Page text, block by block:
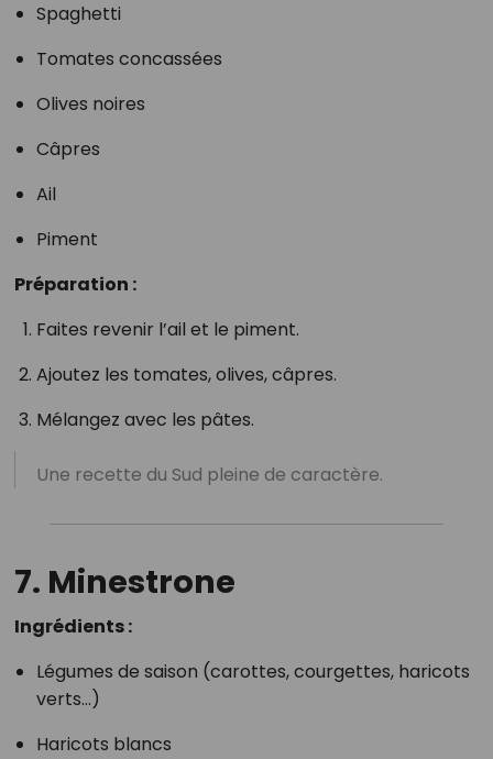
Spaghetti
Tomates concassées
Olives noires
Câpres
Ail
Piment
Préparation :
Faites revenir l’ail et le piment.
Ajoutez les tomates, olives, câpres.
Mélangez avec les pâtes.
Une recette du Sud pleine de caractère.
7. Minestrone
Ingrédients :
Légumes de saison (carottes, courgettes, haricots
verts…)
Haricots blancs